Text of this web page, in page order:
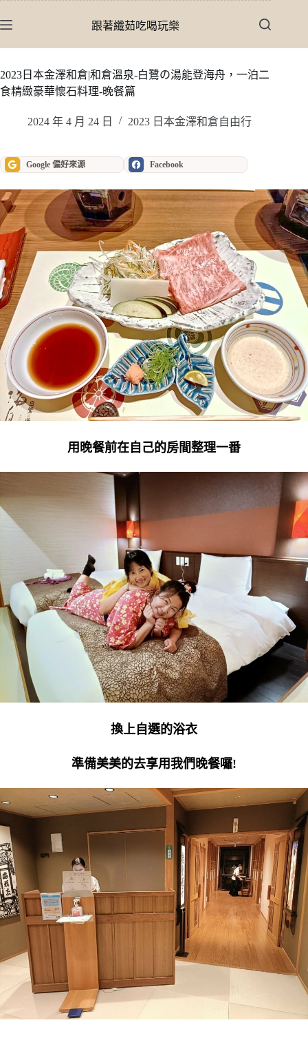
至
內
容
跟著纖茹吃喝玩樂
2023日本金澤和倉|和倉溫泉-白鷺の湯能登海舟，一泊二
食精緻豪華懷石料理-晚餐篇
2024 年 4 月 24 日 2023 日本金澤和倉自由行
Google 偏好來源 Facebook
用晚餐前在自己的房間整理一番
換上自選的浴衣
準備美美的去享用我們晚餐囉!